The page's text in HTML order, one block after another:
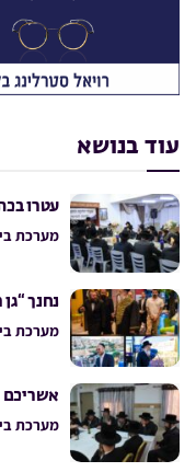
עוד בנושא
עטרו
מערכת
נחנך
מערכת
אשריכם
מערכת